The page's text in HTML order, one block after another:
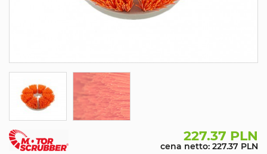
227.37 PLN
cena netto: 227.37 PLN